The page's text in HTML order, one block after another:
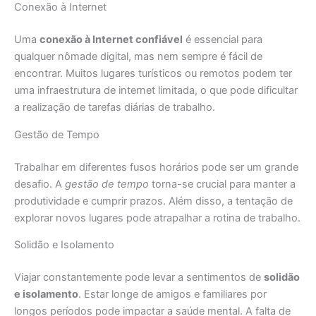
Conexão à Internet
Uma conexão à Internet confiável é essencial para
qualquer nômade digital, mas nem sempre é fácil de
encontrar. Muitos lugares turísticos ou remotos podem ter
uma infraestrutura de internet limitada, o que pode dificultar
a realização de tarefas diárias de trabalho.
Gestão de Tempo
Trabalhar em diferentes fusos horários pode ser um grande
desafio. A gestão de tempo torna-se crucial para manter a
produtividade e cumprir prazos. Além disso, a tentação de
explorar novos lugares pode atrapalhar a rotina de trabalho.
Solidão e Isolamento
Viajar constantemente pode levar a sentimentos de solidão
e isolamento. Estar longe de amigos e familiares por
longos períodos pode impactar a saúde mental. A falta de